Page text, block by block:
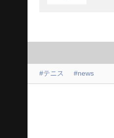
#テニス #news